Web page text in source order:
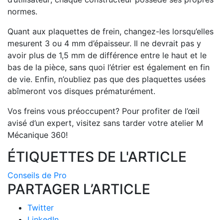
normes.
Quant aux plaquettes de frein, changez-les lorsqu’elles
mesurent 3 ou 4 mm d’épaisseur. Il ne devrait pas y
avoir plus de 1,5 mm de différence entre le haut et le
bas de la pièce, sans quoi l’étrier est également en fin
de vie. Enfin, n’oubliez pas que des plaquettes usées
abîmeront vos disques prématurément.
Vos freins vous préoccupent? Pour profiter de l’œil
avisé d’un expert, visitez sans tarder votre atelier M
Mécanique 360!
ÉTIQUETTES DE L'ARTICLE
Conseils de Pro
PARTAGER L’ARTICLE
Twitter